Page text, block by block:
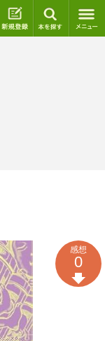
ログイン 新規登録
感想
0